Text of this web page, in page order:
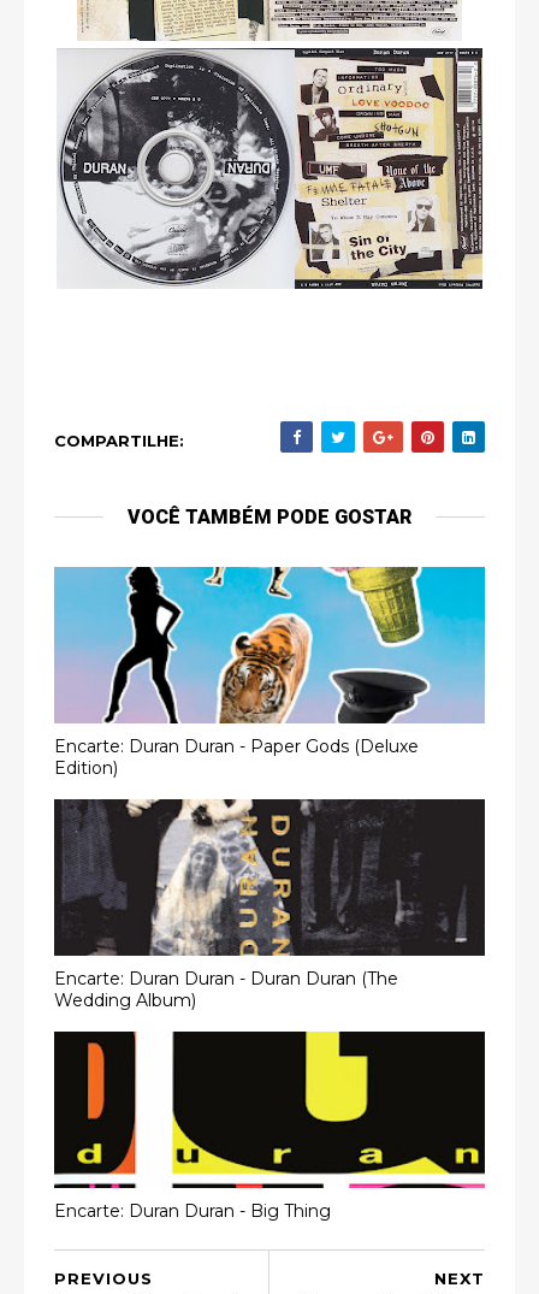
COMPARTILHE:
VOCÊ TAMBÉM PODE GOSTAR
Encarte: Duran Duran - Paper Gods (Deluxe
Edition)
Encarte: Duran Duran - Duran Duran (The
Wedding Album)
Encarte: Duran Duran - Big Thing
NEXT
PREVIOUS